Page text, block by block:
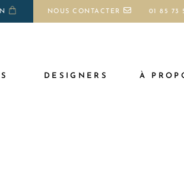
NOUS CONTACTER 01 85 73
DESIGNERS À